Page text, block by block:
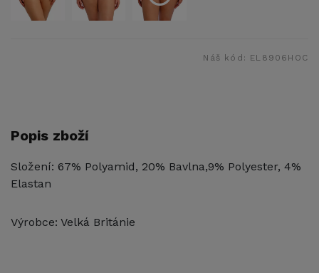
Náš kód: EL8906HOC
Popis zboží
Složení: 67% Polyamid, 20% Bavlna,9% Polyester, 4%
Elastan
Výrobce: Velká Británie